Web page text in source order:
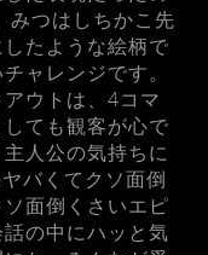
みつはしちかこ先
たような絵柄で
ャレンジです。
ウトは、4コマ
ても観客が心で
人公の気持ちに
バくてクソ面倒
面倒くさいエピ
の中にハッと気